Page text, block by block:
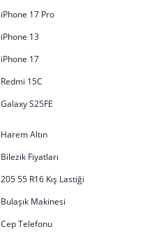
iPhone 17 Pro
iPhone 13
iPhone 17
Redmi 15C
Galaxy S25FE
Harem Altın
Bilezik Fiyatları
205 55 R16 Kış Lastiği
Bulaşık Makinesi
Cep Telefonu